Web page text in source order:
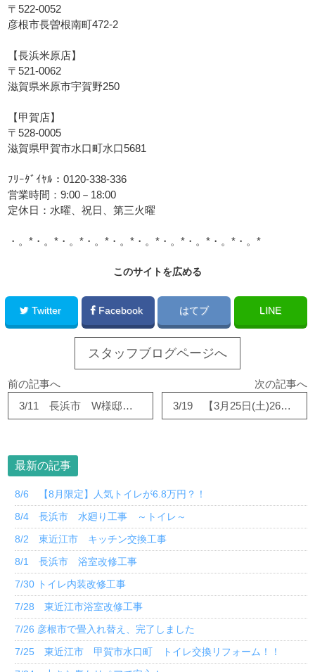
〒522-0052
彦根市長曽根南町472-2
【長浜米原店】
〒521-0062
滋賀県米原市宇賀野250
【甲賀店】
〒528-0005
滋賀県甲賀市水口町水口5681
ﾌﾘｰﾀﾞｲﾔﾙ：0120-338-336
営業時間：9:00－18:00
定休日：水曜、祝日、第三火曜
・。*・。*・。*・。*・。*・。*・。*・。*・。*・。*
このサイトを広める
Twitter Facebook はてブ LINE
スタッフブログページへ
前の記事へ
3/11 長浜市 W様邸 トイレ改修リフォーム
次の記事へ
3/19 【3月25日(土)26日(日)開催 春のリフォーム相談会
最新の記事
8/6 【8月限定】人気トイレが6.8万円？！
8/4 長浜市 水廻り工事 ～トイレ～
8/2 東近江市 キッチン交換工事
8/1 長浜市 浴室改修工事
7/30 トイレ内装改修工事
7/28 東近江市浴室改修工事
7/26 彦根市で畳入れ替え、完了しました
7/25 東近江市 甲賀市水口町 トイレ交換リフォーム！！